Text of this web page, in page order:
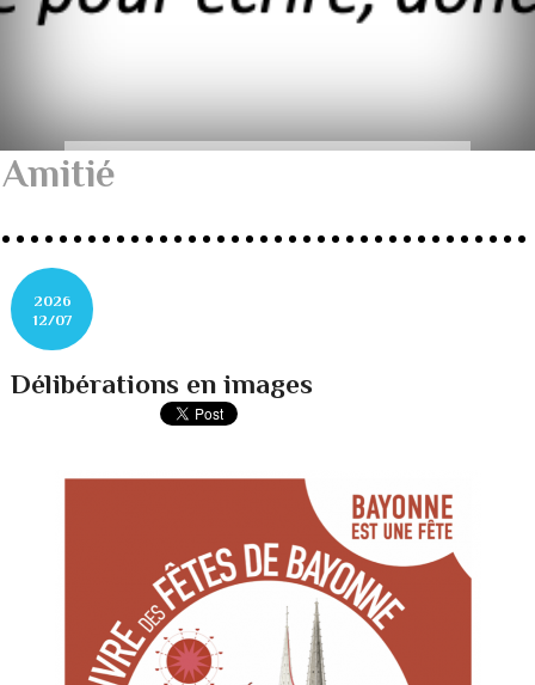
Amitié
2026
12/07
Délibérations en images